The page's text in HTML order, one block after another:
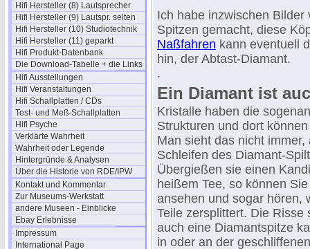
Hifi Hersteller (8) Lautsprecher
Hifi Hersteller (9) Lautspr. selten
Hifi Hersteller (10) Studiotechnik
Hifi Hersteller (11) geparkt
Hifi Produkt-Datenbank
Die Download-Tabelle + die Links
Hifi Ausstellungen
Hifi Veranstaltungen
Hifi Schallplatten / CDs
Test- und Meß-Schallplatten
Hifi Psyche
Verklärte Wahrheit
Wahrheit oder Legende
Hintergründe & Analysen
Über die Historie von RDE/IPW
Kontakt und Kommentar
Zur Museums-Werkstatt
andere Museen - Einblicke
Ebay Erlebnisse
Impressum
International Page
Ich habe inzwischen
Spitzen gemacht, diese
Naßfahren kann eventuell
hin, der Abtast-Diamant.
.
Ein Diamant ist
Kristalle haben die
Strukturen und dort
Man sieht das nicht immer,
Schleifen des Diamant-
Übergießen sie einen
heißem Tee, so können
ansehen und sogar hören,
Teile zersplittert. Die
auch eine Diamantspitze
in oder an der